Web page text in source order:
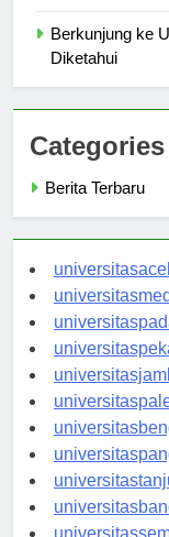
Berkunjung ke
Categories